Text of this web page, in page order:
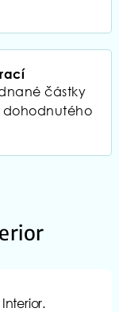
částky
dohodnutého